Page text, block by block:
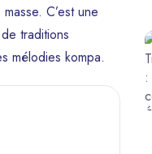
C’est une
traditions
mélodies kompa.